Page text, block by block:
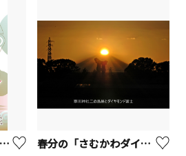
寒川中央公園 ゴールデンウィーク特別企画 「 寒川でタイムトラベル!? 謎解きフリーウォーク」【寒川町】 春分の「さむかわダイヤモンド富士」週間／（一社）寒川町観光協会